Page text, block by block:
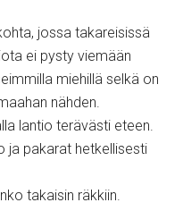
jossa takareisissä
ei pysty viemään
miehillä selkä on
nähden.
lantio terävästi eteen.
ja pakarat hetkellisesti
takaisin räkkiin.